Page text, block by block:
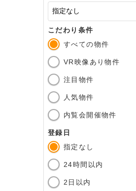
こだわり条件
すべての物件
VR映像あり物件
注目物件
人気物件
内覧会開催物件
登録日
指定なし
24時間以内
2日以内